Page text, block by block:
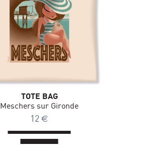
TOTE BAG
Meschers sur Gironde
12 €